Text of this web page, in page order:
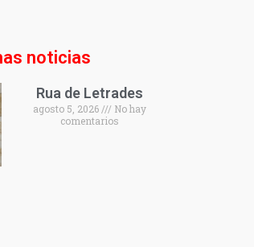
noticias
Rua de Letrades
agosto 5, 2026
No hay
comentarios